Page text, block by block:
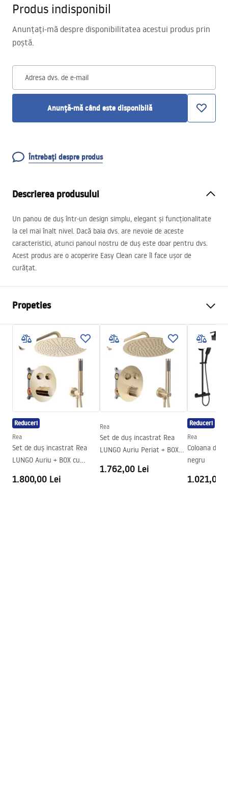
Produs indisponibil
Anunțați-mă despre disponibilitatea acestui produs prin
poștă.
Adresa dvs. de e-mail
Anunță-mă când este disponibilă
Întrebați despre produs
Descrierea produsului
Un panou de duș într-un design simplu, elegant și funcționalitate
la cel mai înalt nivel. Dacă baia dvs. are nevoie de aceste
caracteristici, atunci panoul nostru de duș este doar pentru dvs.
Acest produs are o acoperire Easy Clean care îl face ușor de
curățat.
Propeties
Dimensiune (usa x perete)
Culoare
Gold
Tip cabina
Walk-in
Culoare sticla
Transparent 8mm
Seria
Aero
Montaj
de cada sau de podea
Inaltime (mm)
Directie cabina
Universal
Garantie
Acoperire Easy Clean
Da , pe o parte a geamului
Reduceri
Rea
Set de duș incastrat Rea
LUNGO Auriu + BOX cu
1.800,00 Lei
Rea
Set de duș incastrat Rea
LUNGO Auriu Periat + BOX
1.762,00 Lei
Reduceri
Rea
Coloana de
negru
1.021,00